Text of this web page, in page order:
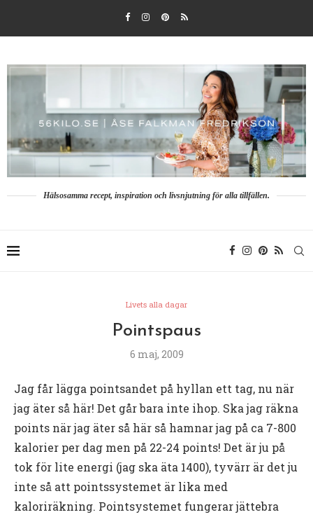
Hälsosamma recept, inspiration och livsnjutning för alla tillfällen.
Livets alla dagar
Pointspaus
6 maj, 2009
Jag får lägga pointsandet på hyllan ett tag, nu när
jag äter så här! Det går bara inte ihop. Ska jag räkna
points när jag äter så här så hamnar jag på ca 7-800
kalorier per dag men på 22-24 points! Det är ju på
tok för lite energi (jag ska äta 1400), tyvärr är det ju
inte så att pointssystemet är lika med
kaloriräkning. Pointsystemet fungerar jättebra